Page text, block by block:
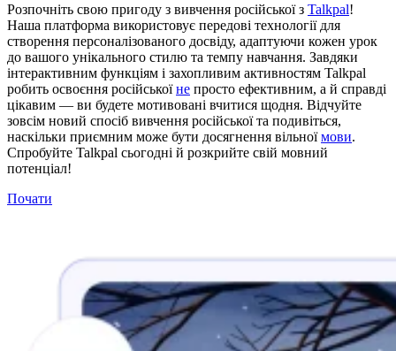
Розпочніть свою пригоду з вивчення російської з Talkpal!
Наша платформа використовує передові технології для
створення персоналізованого досвіду, адаптуючи кожен урок
до вашого унікального стилю та темпу навчання. Завдяки
інтерактивним функціям і захопливим активностям Talkpal
робить освоєння російськоїне просто ефективним, а й справді
цікавим — ви будете мотивовані вчитися щодня. Відчуйте
зовсім новий спосіб вивчення російської та подивіться,
наскільки приємним може бути досягнення вільноїмови.
Спробуйте Talkpal сьогодні й розкрийте свій мовний
потенціал!
Почати